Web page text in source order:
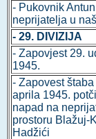
- Pukovnik
neprijatelja u
- 29. DIVIZIJA
- Zapovjest 29.
1945.
- Zapovest
aprila 1945.
napad na
prostoru Blažuj-
Hadžići